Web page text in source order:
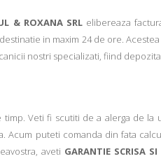
& ROXANA SRLelibereaza
in maxim 24 de ore.
nostri specializati, fiind
Veti fi scutiti de a alerga de la
Acum puteti comanda din fata
aveti GARANTIE SCRISA SI